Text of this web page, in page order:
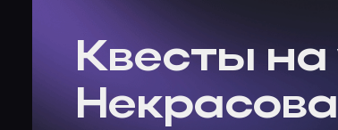
Квесты на